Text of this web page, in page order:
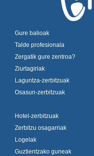
Gure balioak
Talde profesionala
Zergatik gure zentroa?
Ziurtagiriak
Laguntza-zerbitzuak
Osasun-zerbitzuak
Hotel-zerbitzuak
Zerbitzu osagarriak
Logelak
Guztientzako guneak